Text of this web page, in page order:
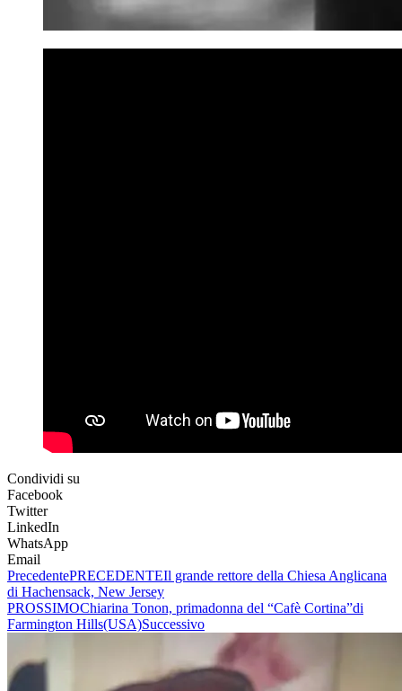
Condividi su
Facebook
Twitter
LinkedIn
WhatsApp
Email
PrecedentePRECEDENTEIl grande rettore della Chiesa Anglicana
di Hachensack, New Jersey
PROSSIMOChiarina Tonon, primadonna del “Cafè Cortina”di
Farmington Hills(USA)Successivo